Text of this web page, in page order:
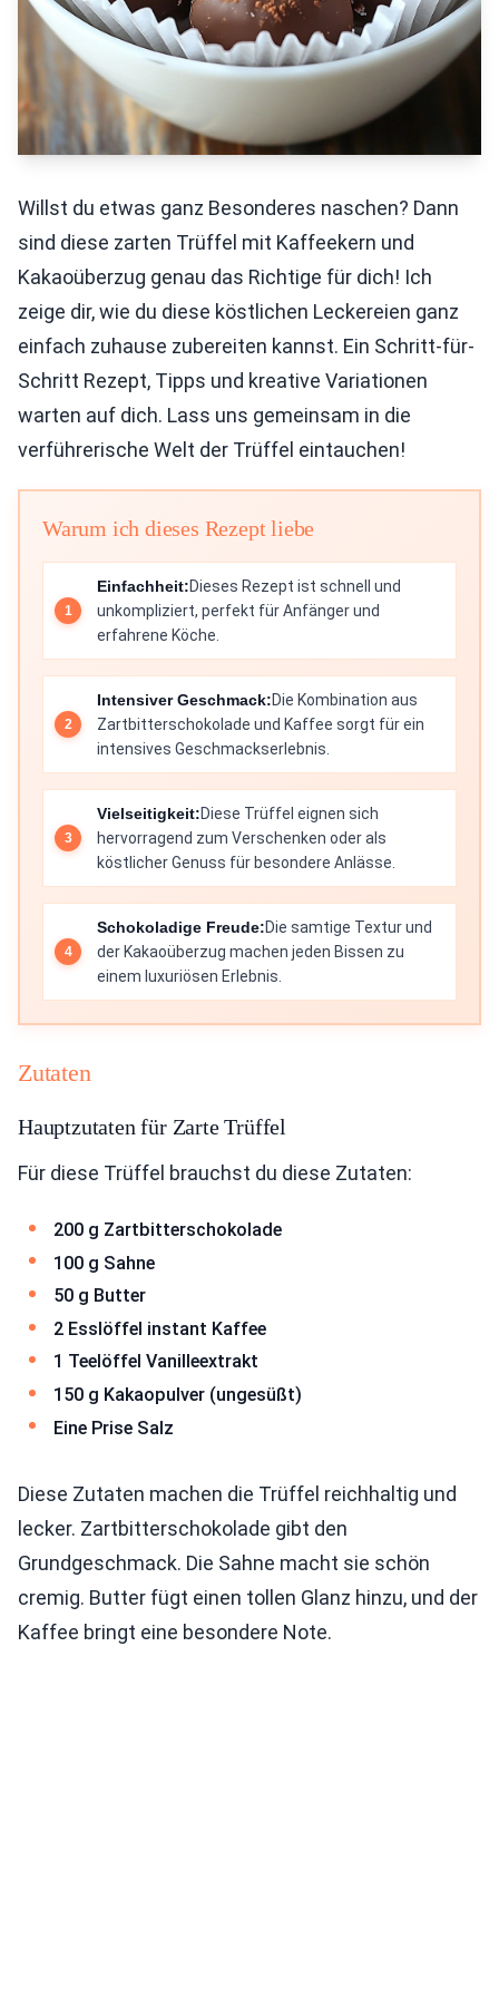
Willst du etwas ganz Besonderes naschen? Dann
sind diese zarten Trüffel mit Kaffeekern und
Kakaoüberzug genau das Richtige für dich! Ich
zeige dir, wie du diese köstlichen Leckereien ganz
einfach zuhause zubereiten kannst. Ein Schritt-für-
Schritt Rezept, Tipps und kreative Variationen
warten auf dich. Lass uns gemeinsam in die
verführerische Welt der Trüffel eintauchen!
Warum ich dieses Rezept liebe
Einfachheit:Dieses Rezept ist schnell und
unkompliziert, perfekt für Anfänger und
erfahrene Köche.
Intensiver Geschmack:Die Kombination aus
Zartbitterschokolade und Kaffee sorgt für ein
intensives Geschmackserlebnis.
Vielseitigkeit:Diese Trüffel eignen sich
hervorragend zum Verschenken oder als
köstlicher Genuss für besondere Anlässe.
Schokoladige Freude:Die samtige Textur und
der Kakaoüberzug machen jeden Bissen zu
einem luxuriösen Erlebnis.
Zutaten
Hauptzutaten für Zarte Trüffel
Für diese Trüffel brauchst du diese Zutaten:
200 g Zartbitterschokolade
100 g Sahne
50 g Butter
2 Esslöffel instant Kaffee
1 Teelöffel Vanilleextrakt
150 g Kakaopulver (ungesüßt)
Eine Prise Salz
Diese Zutaten machen die Trüffel reichhaltig und
lecker. Zartbitterschokolade gibt den
Grundgeschmack. Die Sahne macht sie schön
cremig. Butter fügt einen tollen Glanz hinzu, und der
Kaffee bringt eine besondere Note.